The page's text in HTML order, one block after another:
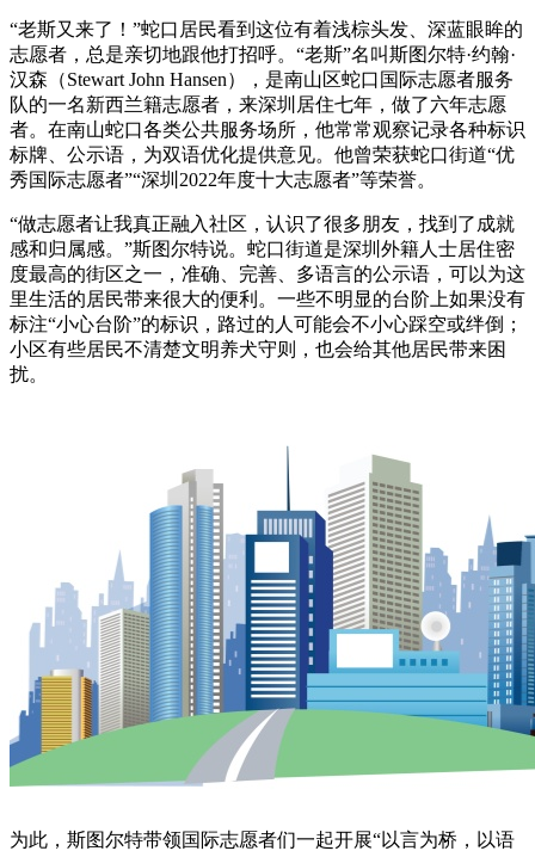
“老斯又来了！”蛇口居民看到这位有着浅棕头发、深蓝眼眸的
志愿者，总是亲切地跟他打招呼。“老斯”名叫斯图尔特·约翰·
汉森（Stewart John Hansen），是南山区蛇口国际志愿者服务
队的一名新西兰籍志愿者，来深圳居住七年，做了六年志愿
者。在南山蛇口各类公共服务场所，他常常观察记录各种标识
标牌、公示语，为双语优化提供意见。他曾荣获蛇口街道“优
秀国际志愿者”“深圳2022年度十大志愿者”等荣誉。
“做志愿者让我真正融入社区，认识了很多朋友，找到了成就
感和归属感。”斯图尔特说。蛇口街道是深圳外籍人士居住密
度最高的街区之一，准确、完善、多语言的公示语，可以为这
里生活的居民带来很大的便利。一些不明显的台阶上如果没有
标注“小心台阶”的标识，路过的人可能会不小心踩空或绊倒；
小区有些居民不清楚文明养犬守则，也会给其他居民带来困
扰。
为此，斯图尔特带领国际志愿者们一起开展“以言为桥，以语